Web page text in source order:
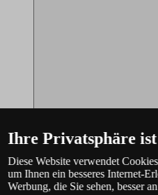
Ihre Privatsphäre
Diese Website verwendet
um Ihnen ein besseres Internet-
Werbung, die Sie sehen, besser